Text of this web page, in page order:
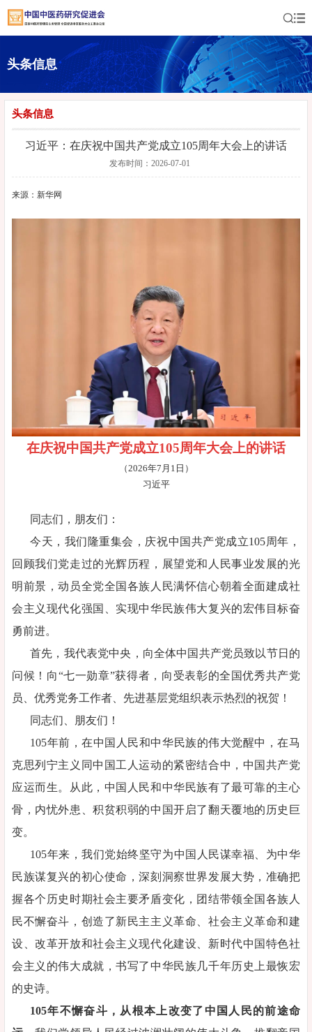
头条信息
头条信息
习近平：在庆祝中国共产党成立105周年大会上的讲话
发布时间：2026-07-01
来源：新华网
在庆祝中国共产党成立105周年大会上的讲话
（2026年7月1日）
习近平
同志们，朋友们：
今天，我们隆重集会，庆祝中国共产党成立105周年，
回顾我们党走过的光辉历程，展望党和人民事业发展的光
明前景，动员全党全国各族人民满怀信心朝着全面建成社
会主义现代化强国、实现中华民族伟大复兴的宏伟目标奋
勇前进。
首先，我代表党中央，向全体中国共产党员致以节日的
问候！向“七一勋章”获得者，向受表彰的全国优秀共产党
员、优秀党务工作者、先进基层党组织表示热烈的祝贺！
同志们、朋友们！
105年前，在中国人民和中华民族的伟大觉醒中，在马
克思列宁主义同中国工人运动的紧密结合中，中国共产党
应运而生。从此，中国人民和中华民族有了最可靠的主心
骨，内忧外患、积贫积弱的中国开启了翻天覆地的历史巨
变。
105年来，我们党始终坚守为中国人民谋幸福、为中华
民族谋复兴的初心使命，深刻洞察世界发展大势，准确把
握各个历史时期社会主要矛盾变化，团结带领全国各族人
民不懈奋斗，创造了新民主主义革命、社会主义革命和建
设、改革开放和社会主义现代化建设、新时代中国特色社
会主义的伟大成就，书写了中华民族几千年历史上最恢宏
的史诗。
105年不懈奋斗，从根本上改变了中国人民的前途命